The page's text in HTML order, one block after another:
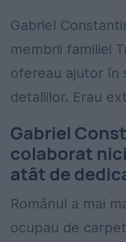
Gabriel
membrii familiei
ofereau ajutor în
detaliilor. Erau
Gabriel
colaborat
atât de
Românul a mai
ocupau de